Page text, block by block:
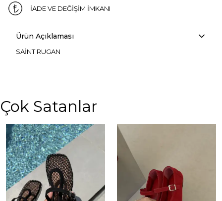
İADE VE DEĞİŞİM İMKANI
Ürün Açıklaması
SAİNT RUGAN
Çok Satanlar